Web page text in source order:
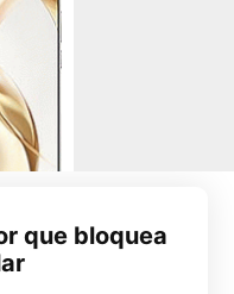
que bloquea